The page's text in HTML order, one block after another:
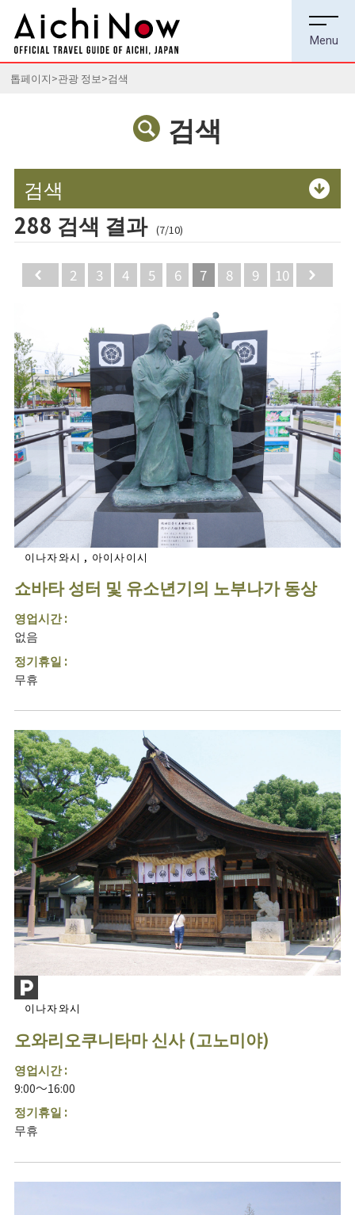
톱페이지 관광 정보 검색
검색
검색
288 검색 결과 (7/10)
Back
2 3 4 5 6 7 8 9 10
이나자와시 , 아이사이시
쇼바타 성터 및 유소년기의 노부나가 동상
영업시간 :
없음
정기휴일 :
무휴
이나자와시
오와리오쿠니타마 신사 (고노미야)
영업시간 :
9:00～16:00
정기휴일 :
무휴